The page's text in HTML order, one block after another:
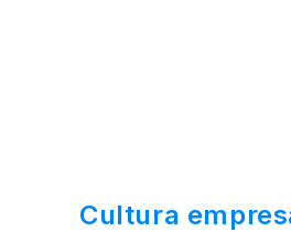
Cultura